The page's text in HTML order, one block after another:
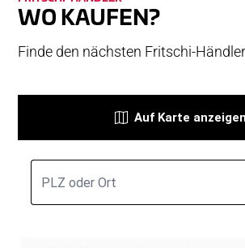
FAQ
GARANTIE & REPARATUR
STORIES
WO KAUFEN?
Finde den nächsten Fritschi-